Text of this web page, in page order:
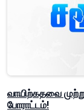
வாயிற்கதவை
போராட்டம்!